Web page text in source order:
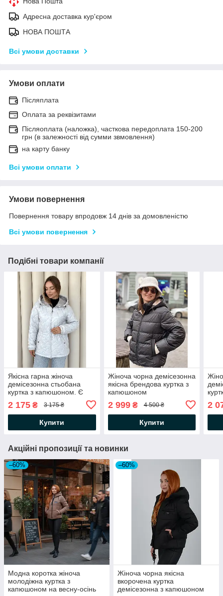
Адресна доставка кур'єром
НОВА ПОШТА
Всі умови доставки
Умови оплати
Післяплата
Оплата за реквізитами
Післяоплата (наложка), часткова передоплата 150-200
грн (в залежності від сумми звмовлення)
на карту банку
Всі умови оплати
Умови повернення
Повернення товару впродовж 14 днів за домовленістю
Всі умови повернення
Подібні товари компанії
Якісна гарна жіноча
демісезонна стьобана
куртка з капюшоном. Є
2 175 ₴ 3 175 ₴
Купити
Жіноча чорна демісезонна
якісна брендова куртка з
капюшоном
2 999₴ 4 500 ₴
Купити
2
Акційні пропозиції та новинки
–60%
Модна коротка жіноча
молодіжна куртка з
капюшоном на весну-осінь
–60%
Жіноча чорна якісна
вкорочена куртка
демісезонна з капюшоном